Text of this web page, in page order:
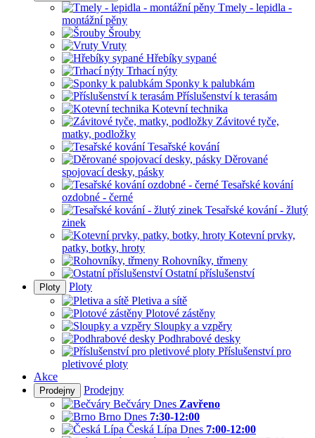
Tmely - lepidla -
montážní pěny
Šrouby
Vruty
Hřebíky sypané
Trhací nýty
Sponky k palubkám
Příslušenství k terasám
Kotevní technika
Závitové tyče,
matky, podložky
Tesařské kování
Děrované
spojovací desky, pásky
Tesařské kování
ozdobné - černé
Tesařské kování - žlutý
zinek
Kotevní prvky,
patky, botky, hroty
Rohovníky, třmeny
Ostatní příslušenství
Ploty
Ploty
Pletiva a sítě
Plotové zástěny
Sloupky a vzpěry
Podhrabové desky
Příslušenství pro
pletivové ploty
Akce
Prodejny
Prodejny
Bečváry Dnes Zavřeno
Brno Dnes 7:30-12:00
Česká Lípa Dnes 7:00-12:00